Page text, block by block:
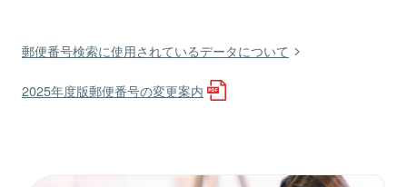
郵便番号検索に使用されているデータについて
2025年度版郵便番号の変更案内